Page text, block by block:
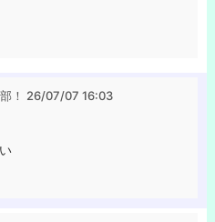
！ 26/07/07 16:03